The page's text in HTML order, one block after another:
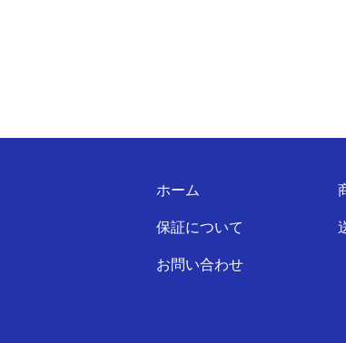
ホーム
保証について
お問い合わせ